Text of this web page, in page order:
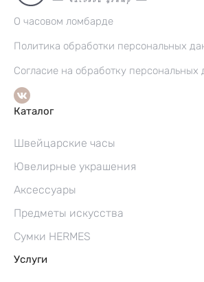
О часовом ломбарде
Политика обработки персональных
Согласие на обработку персональных
Каталог
Швейцарские часы
Ювелирные украшения
Аксессуары
Предметы искусства
Сумки HERMES
Услуги